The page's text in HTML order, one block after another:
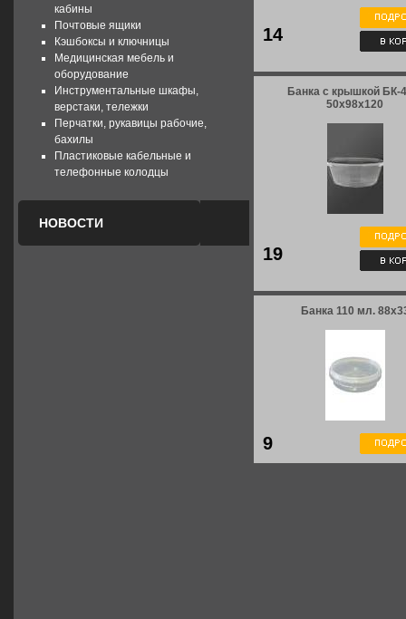
кабины
Почтовые ящики
Кэшбоксы и ключницы
Медицинская мебель и
оборудование
Инструментальные шкафы,
верстаки, тележки
Перчатки, рукавицы рабочие,
бахилы
Пластиковые кабельные и
телефонные колодцы
НОВОСТИ
14
Банка с крышкой БК-
50x98x120
19
Банка 110 мл.
9